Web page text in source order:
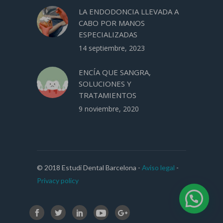
LA ENDODONCIA LLEVADA A
CABO POR MANOS
ESPECIALIZADAS
14 septiembre, 2023
ENCÍA QUE SANGRA,
SOLUCIONES Y
TRATAMIENTOS
9 noviembre, 2020
© 2018 Estudi Dental Barcelona - Aviso legal -
Privacy policy